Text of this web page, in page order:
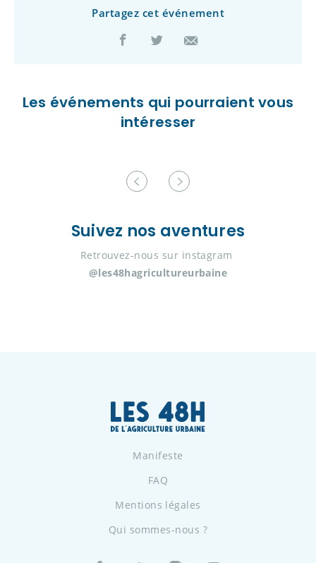
Partagez cet événement
Les événements qui pourraient vous
intéresser
Suivez nos aventures
Retrouvez-nous sur instagram
@les48hagricultureurbaine
Manifeste
FAQ
Mentions légales
Qui sommes-nous ?